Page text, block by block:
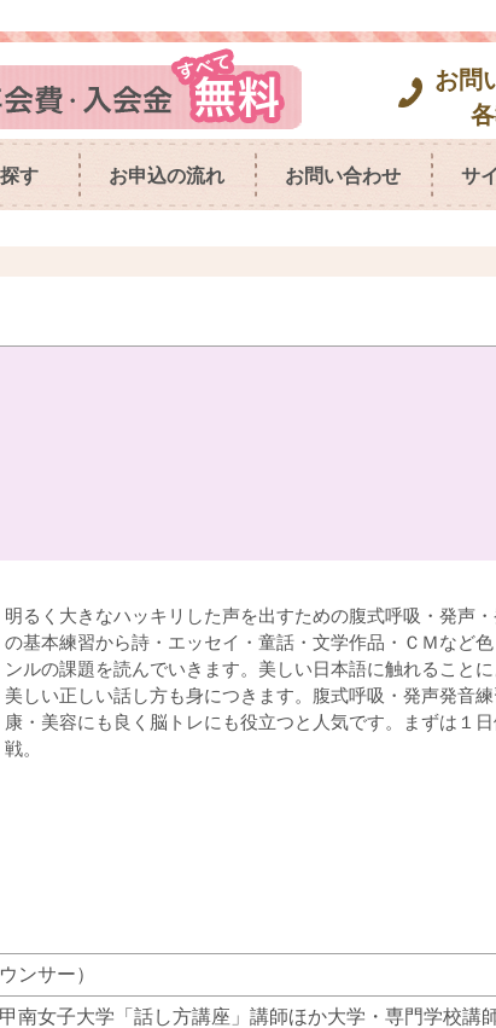
お問
す お申込の流れ お問い合わせ サ
明るく大きなハッキリした声を出すための腹式呼吸・発声
の基本練習から詩・エッセイ・童話・文学作品・ＣＭなど
ンルの課題を読んでいきます。美しい日本語に触れることに
美しい正しい話し方も身につきます。腹式呼吸・発声発音
康・美容にも良く脳トレにも役立つと人気です。まずは１
戦。
ンサー）
南女子大学「話し方講座」講師ほか大学・専門学校講